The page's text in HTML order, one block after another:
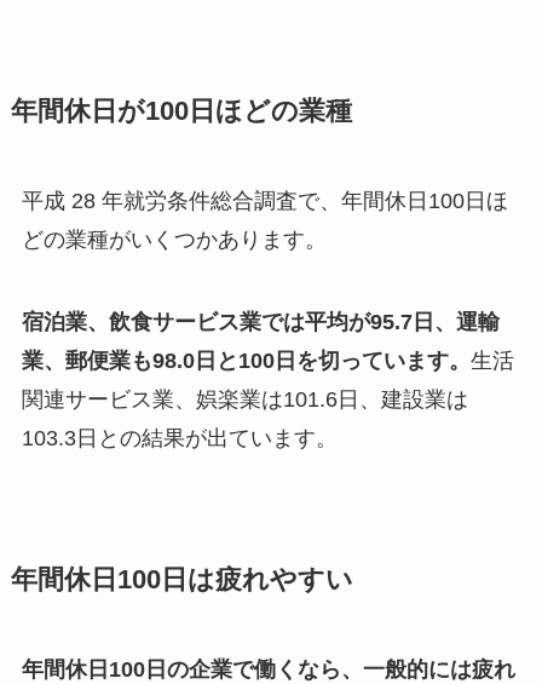
年間休日が100日ほどの業種
平成 28 年就労条件総合調査で、年間休日100日ほ
どの業種がいくつかあります。
宿泊業、飲食サービス業では平均が95.7日、運輸
業、郵便業も98.0日と100日を切っています。 生活
関連サービス業、娯楽業は101.6日、建設業は
103.3日との結果が出ています。
年間休日100日は疲れやすい
年間休日100日の企業で働くなら、一般的には疲れ